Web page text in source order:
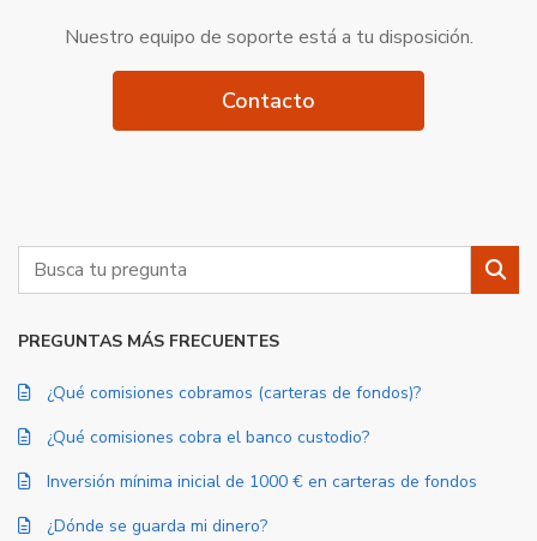
Nuestro equipo de soporte está a tu disposición.
Contacto
Buscar
PREGUNTAS MÁS FRECUENTES
¿Qué comisiones cobramos (carteras de fondos)?
¿Qué comisiones cobra el banco custodio?
Inversión mínima inicial de 1000 € en carteras de fondos
¿Dónde se guarda mi dinero?